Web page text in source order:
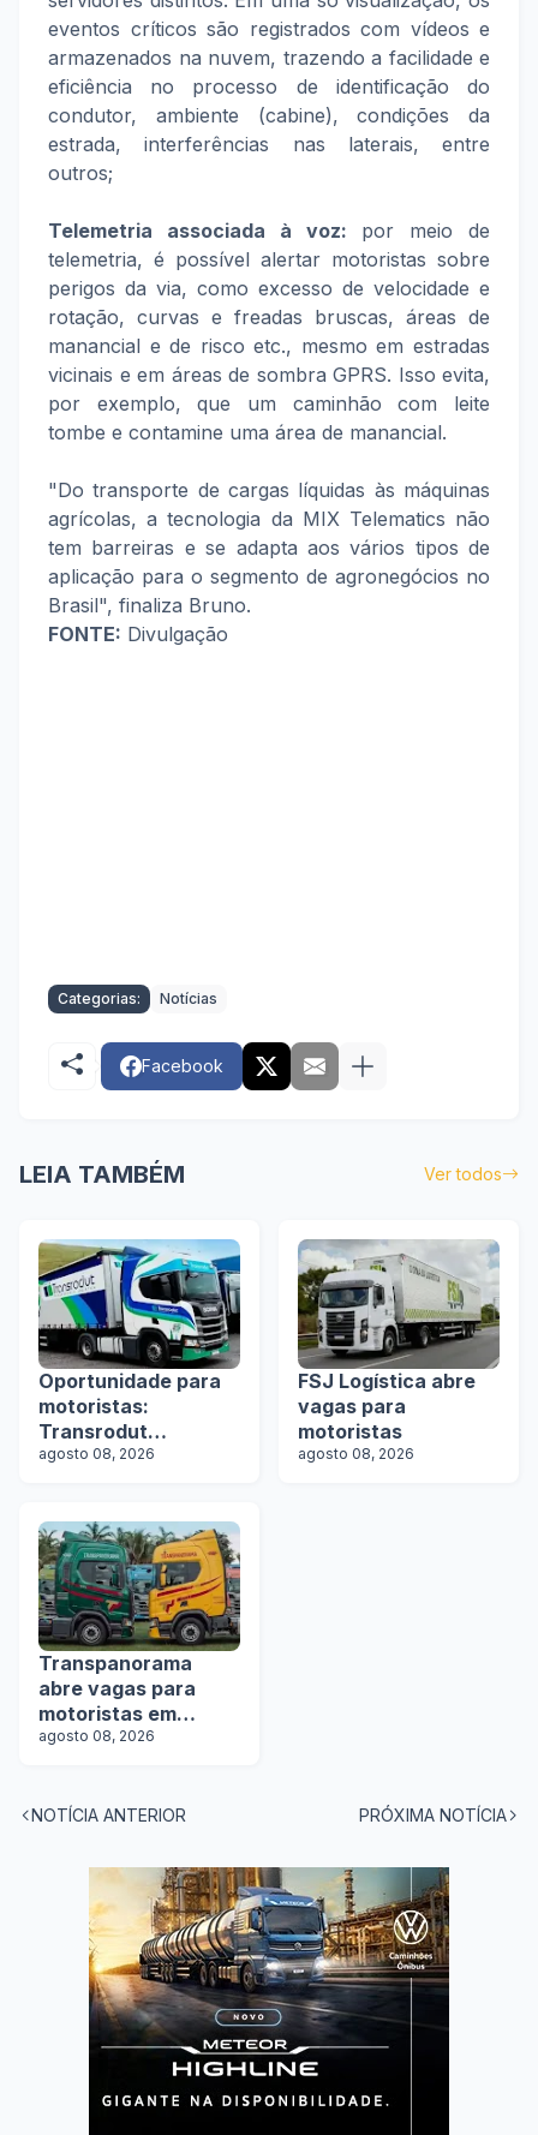
eventos críticos são registrados com vídeos e
armazenados na nuvem, trazendo a facilidade e
eficiência no processo de identificação do
condutor, ambiente (cabine), condições da
estrada, interferências nas laterais, entre
outros;
Telemetria associada à voz: por meio de
telemetria, é possível alertar motoristas sobre
perigos da via, como excesso de velocidade e
rotação, curvas e freadas bruscas, áreas de
manancial e de risco etc., mesmo em estradas
vicinais e em áreas de sombra GPRS. Isso evita,
por exemplo, que um caminhão com leite
tombe e contamine uma área de manancial.
"Do transporte de cargas líquidas às máquinas
agrícolas, a tecnologia da MIX Telematics não
tem barreiras e se adapta aos vários tipos de
aplicação para o segmento de agronegócios no
Brasil", finaliza Bruno.
FONTE: Divulgação
Categorias: Notícias
Facebook
LEIA TAMBÉM Ver todos
Oportunidade para
motoristas:
Transrodut
Transportes abre
agosto 08, 2026
FSJ Logística abre
vagas para
motoristas
agosto 08, 2026
Transpanorama
abre vagas para
motoristas em
operação com
agosto 08, 2026
NOTÍCIA ANTERIOR PRÓXIMA NOTÍCIA